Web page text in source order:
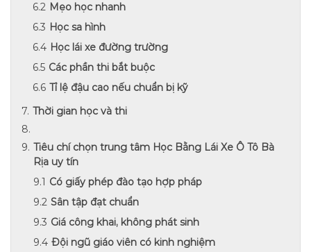
Mẹo học nhanh
Học sa hình
Học lái xe đường trường
Các phần thi bắt buộc
Tỉ lệ đậu cao nếu chuẩn bị kỹ
Thời gian học và thi
Tiêu chí chọn trung tâm Học Bằng Lái Xe Ô Tô Bà
Rịa uy tín
Có giấy phép đào tạo hợp pháp
Sân tập đạt chuẩn
Giá công khai, không phát sinh
Đội ngũ giáo viên có kinh nghiệm